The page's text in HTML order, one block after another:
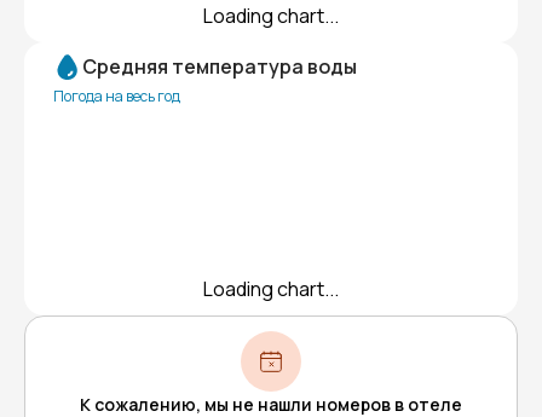
Loading chart...
Средняя температура воды
Погода на весь год
Loading chart...
К сожалению, мы не нашли номеров в отеле